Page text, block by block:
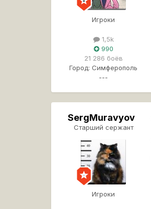
Игроки
1,5k
990
21 286 боёв
Город: Симферополь
---
SergMuravyov
Старший сержант
Игроки